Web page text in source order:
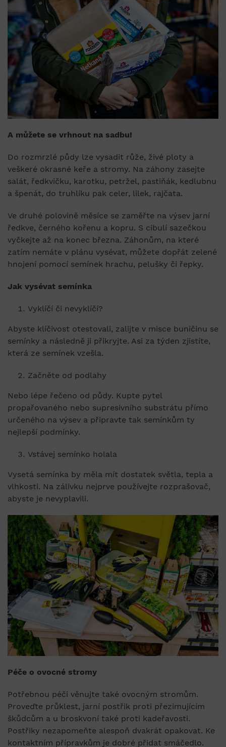
A můžete se vrhnout na sadbu!
Do rozmrzlé půdy lze vysadit růže, živé ploty a
veškeré okrasné keře a stromy. Na záhony zasejte
salát, ředkvičku, karotku, petržel, pastiňák, kedlubnu
a špenát, do truhlíku pak celer, lilek, rajčata.
Ve druhé polovině měsíce se zaměřte na výsev jarní
ředkve, černého kořenu a kopru. S cibulí sazečkou
vyčkejte až na konec března. Záhonům, na které
zatím nemáte v plánu vysévat, můžete dopřát zelené
hnojení pomocí semínek hrachu, pelušky či řepky.
Jak vysévat semínka
Vyklíčí či nevyklíčí?
Abyste klíčivost otestovali, zalijte v misce buničinu se
semínky a následně ji přikryjte. Asi za týden zjistíte,
která ze semínek vzešla.
Začněte od podlahy
Nebo lépe řečeno od půdy. Kupte pytel
propařovaného nebo supresivního substrátu přímo
určeného na výsev a připravte tak semínkům ty
nejlepší podmínky.
Vstávej semínko holala
Vysetá semínka by měla mít dostatek světla, tepla a
vlhkosti. Na zálivku nejprve používejte rozprašovač,
abyste je nevyplavili.
Péče o ovocné stromy
Potřebnou péči věnujte také ovocným stromům.
Proveďte průklest, jarní postřik proti přezimujícím
škůdcům a u broskvoní také proti kadeřavosti.
Postřiky nezapomeňte alespoň dvakrát opakovat. Ke
kontaktním přípravkům je dobré přidat smáčedlo.